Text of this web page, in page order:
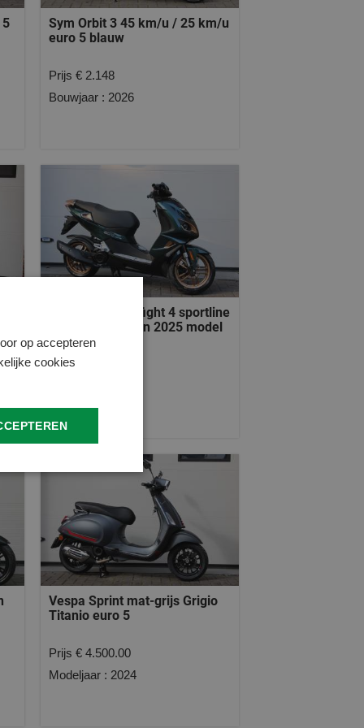
5
Sym Orbit 3 45 km/u / 25 km/u
euro 5 blauw
Prijs € 2.148
Bouwjaar : 2026
Peugeot Speedfight 4 sportline
Deep Lake Green 2025 model
Prijs € 3.598
Vespa Sprint mat-grijs Grigio
Titanio euro 5
Prijs € 4.500.00
Modeljaar : 2024
op accepteren
cookies